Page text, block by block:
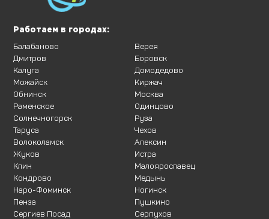
Работаем в городах:
Балабаново
Дмитров
Калуга
Можайск
Обнинск
Раменское
Солнечногорск
Таруса
Верея
Боровск
Домодедово
Киржач
Москва
Одинцово
Руза
Чехов
Волоколамск
Жуков
Клин
Кондрово
Наро-Фоминск
Пенза
Сергиев Посад
Алексин
Истра
Малоярославец
Медынь
Ногинск
Пушкино
Серпухов